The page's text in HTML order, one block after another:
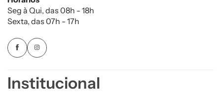
Seg à Qui, das 08h - 18h
Sexta, das 07h - 17h
Institucional